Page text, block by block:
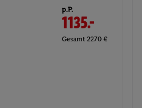
p.P.
1135.-
Gesamt 2270 €